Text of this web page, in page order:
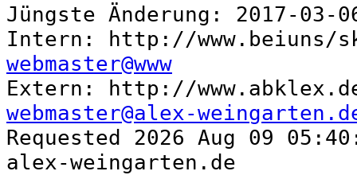
Jüngste Änderung: 2017-03-
Intern: http://www.beiuns/
webmaster@www
Extern: http://
webmaster@alex-
Requested 2026 Aug 09
alex-weingarten.de